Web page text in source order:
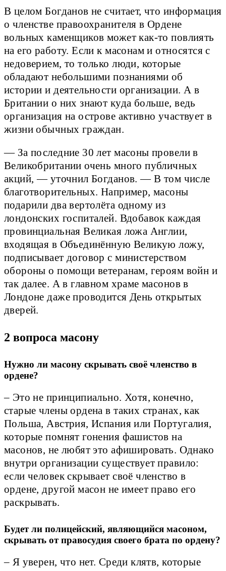
В целом Богданов не считает, что информация
о членстве правоохранителя в Ордене
вольных каменщиков может как-то повлиять
на его работу. Если к масонам и относятся с
недоверием, то только люди, которые
обладают небольшими познаниями об
истории и деятельности организации. А в
Британии о них знают куда больше, ведь
организация на острове активно участвует в
жизни обычных граждан.
— За последние 30 лет масоны провели в
Великобритании очень много публичных
акций, — уточнил Богданов. — В том числе
благотворительных. Например, масоны
подарили два вертолёта одному из
лондонских госпиталей. Вдобавок каждая
провинциальная Великая ложа Англии,
входящая в Объединённую Великую ложу,
подписывает договор с министерством
обороны о помощи ветеранам, героям войн и
так далее. А в главном храме масонов в
Лондоне даже проводится День открытых
дверей.
2 вопроса масону
Нужно ли масону скрывать своё членство в
ордене?
– Это не принципиально. Хотя, конечно,
старые члены ордена в таких странах, как
Польша, Австрия, Испания или Португалия,
которые помнят гонения фашистов на
масонов, не любят это афишировать. Однако
внутри организации существует правило:
если человек скрывает своё членство в
ордене, другой масон не имеет право его
раскрывать.
Будет ли полицейский, являющийся масоном,
скрывать от правосудия своего брата по ордену?
– Я уверен, что нет. Среди клятв, которые